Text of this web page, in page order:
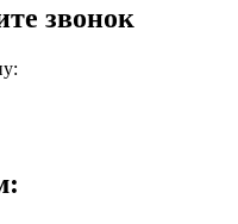
звонок